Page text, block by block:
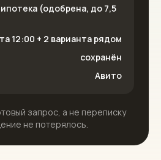
(одобрена, до 7,5
12:00 + 2 варианта рядом
сохранён
Авито
запрос, а не переписку
не потерялось.